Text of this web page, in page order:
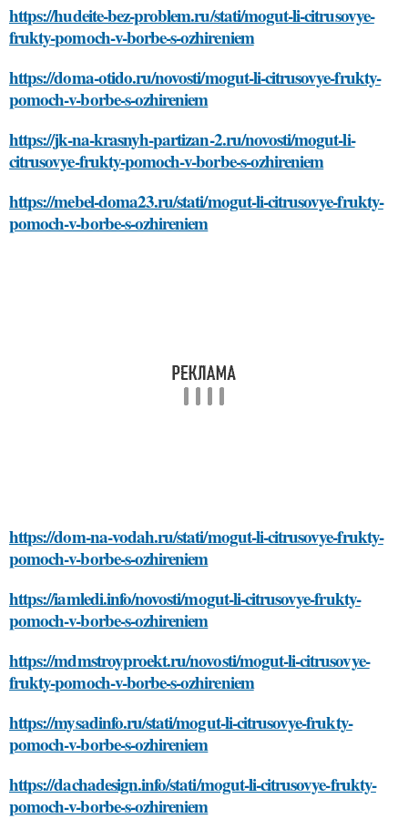
https://hudeite-bez-problem.ru/stati/mogut-li-citrusovye-
frukty-pomoch-v-borbe-s-ozhireniem
https://doma-otido.ru/novosti/mogut-li-citrusovye-frukty-
pomoch-v-borbe-s-ozhireniem
https://jk-na-krasnyh-partizan-2.ru/novosti/mogut-li-
citrusovye-frukty-pomoch-v-borbe-s-ozhireniem
https://mebel-doma23.ru/stati/mogut-li-citrusovye-frukty-
pomoch-v-borbe-s-ozhireniem
https://dom-na-vodah.ru/stati/mogut-li-citrusovye-frukty-
pomoch-v-borbe-s-ozhireniem
https://iamledi.info/novosti/mogut-li-citrusovye-frukty-
pomoch-v-borbe-s-ozhireniem
https://mdmstroyproekt.ru/novosti/mogut-li-citrusovye-
frukty-pomoch-v-borbe-s-ozhireniem
https://mysadinfo.ru/stati/mogut-li-citrusovye-frukty-
pomoch-v-borbe-s-ozhireniem
https://dachadesign.info/stati/mogut-li-citrusovye-frukty-
pomoch-v-borbe-s-ozhireniem